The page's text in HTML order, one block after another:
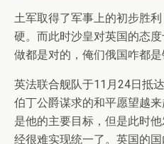
土军取得了军事上的初步胜
硬。而此时沙皇对英国的态
做都是对的，俺们俄国咋都
英法联合舰队于11月24日抵
伯丁公爵谋求的和平愿望越
是他的主要目标，但是此时
经很难实现统一了。英国的